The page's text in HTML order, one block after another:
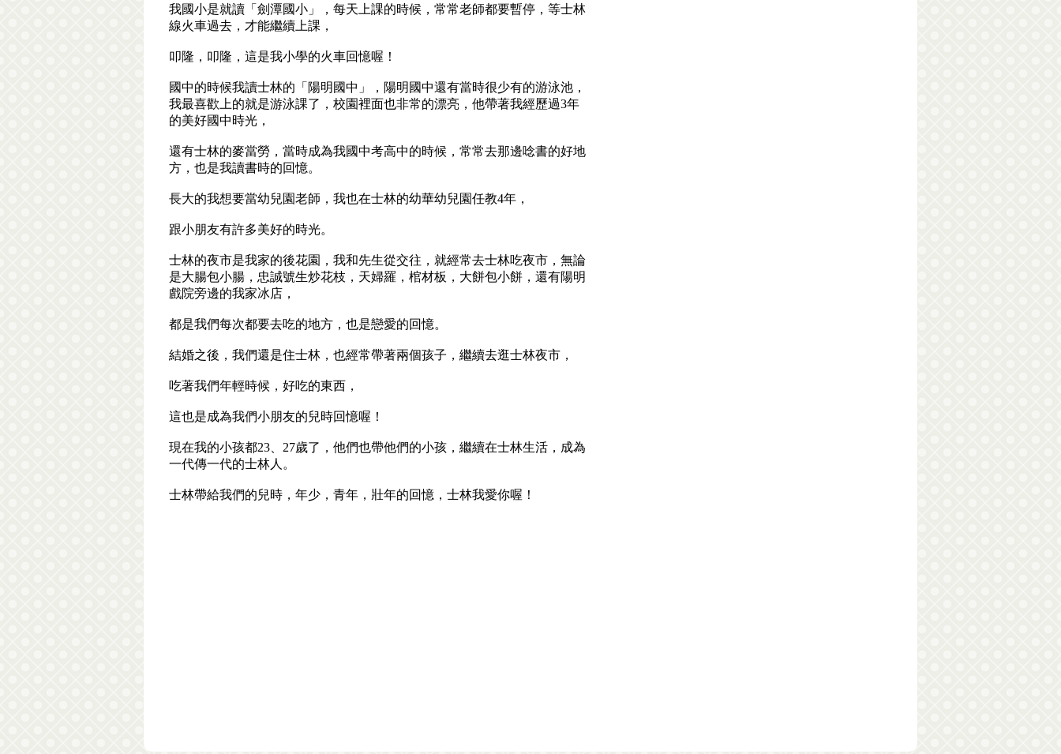
我國小是就讀「劍潭國小」，每天上課的時候，常常老師都要暫停，等士林
線火車過去，才能繼續上課，
叩隆，叩隆，這是我小學的火車回憶喔！
國中的時候我讀士林的「陽明國中」，陽明國中還有當時很少有的游泳池，
我最喜歡上的就是游泳課了，校園裡面也非常的漂亮，他帶著我經歷過3年
的美好國中時光，
還有士林的麥當勞，當時成為我國中考高中的時候，常常去那邊唸書的好地
方，也是我讀書時的回憶。
長大的我想要當幼兒園老師，我也在士林的幼華幼兒園任教4年，
跟小朋友有許多美好的時光。
士林的夜市是我家的後花園，我和先生從交往，就經常去士林吃夜市，無論
是大腸包小腸，忠誠號生炒花枝，天婦羅，棺材板，大餅包小餅，還有陽明
戲院旁邊的我家冰店，
都是我們每次都要去吃的地方，也是戀愛的回憶。
‍結婚之後，我們還是住士林，也經常帶著兩個孩子，繼續去逛士林夜市，
吃著我們年輕時候，好吃的東西，
這也是成為我們小朋友的兒時回憶喔！
現在我的小孩都23、27歲了，他們也帶他們的小孩，繼續在士林生活，成為
一代傳一代的士林人。
士林帶給我們的兒時，年少，青年，壯年的回憶，士林我愛你喔！